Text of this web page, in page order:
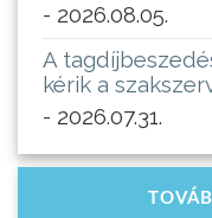
- 2026.08.05.
A
kérik a
- 2026.07.31.